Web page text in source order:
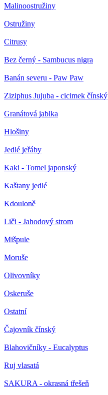
Malinoostružiny
Ostružiny
Citrusy
Bez černý - Sambucus nigra
Banán severu - Paw Paw
Ziziphus Jujuba - cicimek čínský
Granátová jablka
Hlošiny
Jedlé jeřáby
Kaki - Tomel japonský
Kaštany jedlé
Kdouloně
Liči - Jahodový strom
Mišpule
Moruše
Olivovníky
Oskeruše
Ostatní
Čajovník čínský
Blahovičníky - Eucalyptus
Ruj vlasatá
SAKURA - okrasná třešeň